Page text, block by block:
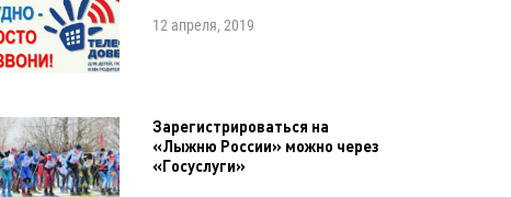
12 апреля, 2019
Зарегистрироваться на
«Лыжню России» можно через
«Госуслуги»